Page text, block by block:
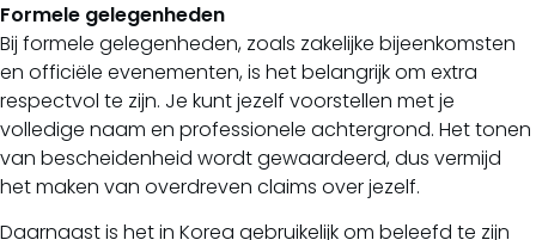
Formele gelegenheden
Bij formele gelegenheden, zoals zakelijke bijeenkomsten
en officiële evenementen, is het belangrijk om extra
respectvol te zijn. Je kunt jezelf voorstellen met je
volledige naam en professionele achtergrond. Het tonen
van bescheidenheid wordt gewaardeerd, dus vermijd
het maken van overdreven claims over jezelf.
Daarnaast is het in Korea gebruikelijk om beleefd te zijn